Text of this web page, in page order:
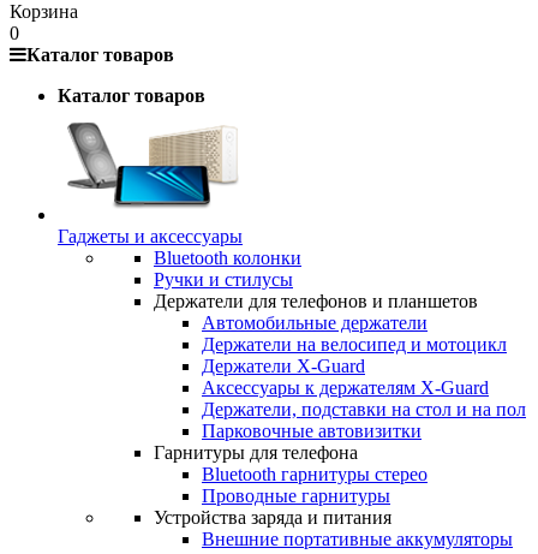
Корзина
0
Каталог товаров
Каталог товаров
Гаджеты и аксессуары
Bluetooth колонки
Ручки и стилусы
Держатели для телефонов и планшетов
Автомобильные держатели
Держатели на велосипед и мотоцикл
Держатели X-Guard
Аксессуары к держателям X-Guard
Держатели, подставки на стол и на пол
Парковочные автовизитки
Гарнитуры для телефона
Bluetooth гарнитуры стерео
Проводные гарнитуры
Устройства заряда и питания
Внешние портативные аккумуляторы